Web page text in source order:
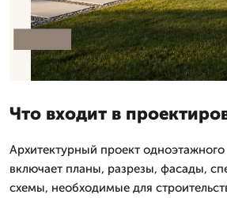
Что входит в
Архитектурный проект
включает планы, разрезы, фасады,
схемы, необходимые для